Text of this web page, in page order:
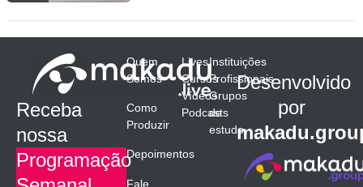
Receba
nossa
Programação
Quem
Somos
Como
Produzir
Depoimentos
Fale
Lives
Cursos
Vídeos
Podcasts
Instituições
Profissionais
Grupos
de
estudo
Desenvolvido
por